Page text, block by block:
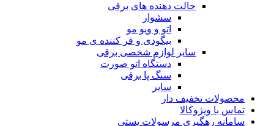
حالت دهنده های برقی
سشوار
اتو و ویو مو
بیگودی و فر کننده ی مو
سایر لوازم شخصی برقی
دستگاه اتو صورت
سنگ پا برقی
سایر
محصولات تخفیف دار
تماس با ویژوکالا
سامانه رهگیری مرسولات پستی